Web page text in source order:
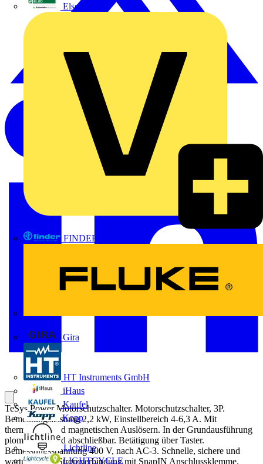
Elso
FINDER
Gira
HT Instruments GmbH
iHaus
Kaufel
Kopp
Lichtline
LIGHTCYCLE
TeSys Power Motorschutzschalter. Motorschutzschalter, 3P.
Bemessungsleistung 2,2 kW, Einstellbereich 4-6,3 A. Mit
thermischen und magnetischen Auslösern. In der Grundausführung
plombierbar und abschließbar. Betätigung über Taster.
Bemessungsspannung 400 V, nach AC-3. Schnelle, sichere und
wartungsfreie Stromverbindung mit SnapIN Anschlussklemme.